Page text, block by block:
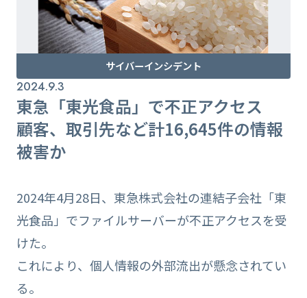
サイバーインシデント
2024.9.3
東急「東光食品」で不正アクセス
顧客、取引先など計16,645件の情報
被害か
2024年4月28日、東急株式会社の連結子会社「東
光食品」でファイルサーバーが不正アクセスを受
けた。
これにより、個人情報の外部流出が懸念されてい
る。